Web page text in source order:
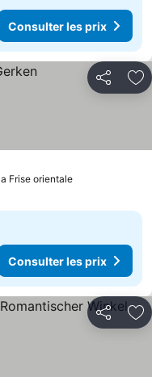
Consulter les prix
Partager
Frise orientale
Consulter les prix
Partager